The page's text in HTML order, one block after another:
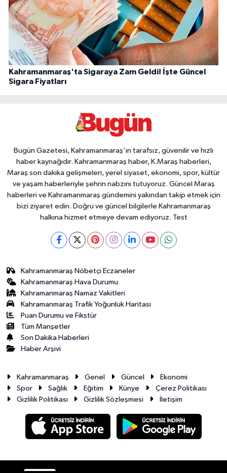
Kahramanmaraş'ta Sigaraya Zam Geldi! İşte Güncel
Sigara Fiyatları
Bugün Gazetesi, Kahramanmaraş’ın tarafsız, güvenilir ve hızlı
haber kaynağıdır. Kahramanmaraş haber, K.Maraş haberleri,
Maraş son dakika gelişmeleri, yerel siyaset, ekonomi, spor, kültür
ve yaşam haberleriyle şehrin nabzını tutuyoruz. Güncel Maraş
haberleri ve Kahramanmaraş gündemini yakından takip etmek için
bizi ziyaret edin. Doğru ve güncel bilgilerle Kahramanmaraş
halkına hizmet etmeye devam ediyoruz. Test
Kahramanmaraş Nöbetçi Eczaneler
Kahramanmaraş Hava Durumu
Kahramanmaraş Namaz Vakitleri
Kahramanmaraş Trafik Yoğunluk Haritası
Puan Durumu ve Fikstür
Tüm Manşetler
Son Dakika Haberleri
Haber Arşivi
Kahramanmaraş Genel Güncel
Ekonomi
Spor
Sağlık Eğitim Künye
Çerez Politikası
Gizlilik Politikası
Gizlilik Sözleşmesi İletişim